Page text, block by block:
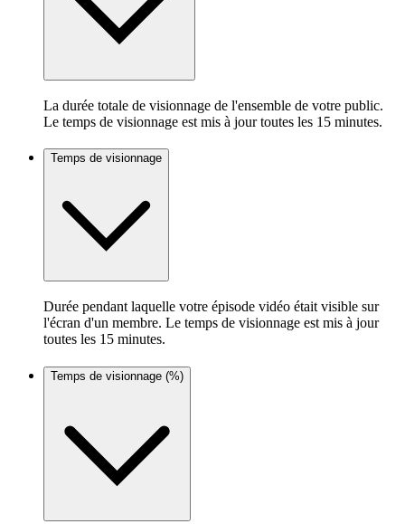
La durée totale de visionnage de l'ensemble de votre public.
Le temps de visionnage est mis à jour toutes les 15 minutes.
Temps de visionnage
Durée pendant laquelle votre épisode vidéo était visible sur
l'écran d'un membre. Le temps de visionnage est mis à jour
toutes les 15 minutes.
Temps de visionnage (%)